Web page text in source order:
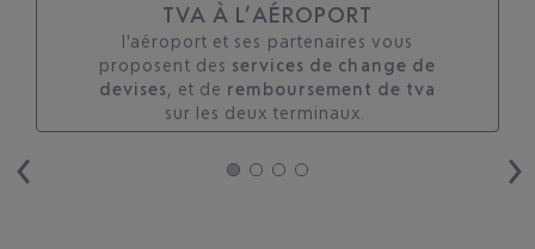
TVA À L’AÉROPORT
l'aéroport et ses partenaires vous
proposent des services de change de
devises , et de remboursement de tva
sur les deux terminaux. ​